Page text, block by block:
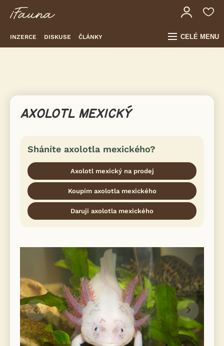
INZERCE DISKUSE ČLÁNKY CELÉ MENU
AXOLOTL MEXICKÝ
Sháníte axolotla mexického?
Axolotl mexický na prodej
Koupím axolotla mexického
Daruji axolotla mexického